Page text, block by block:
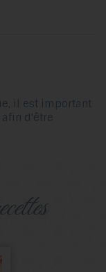
il est important
d'être